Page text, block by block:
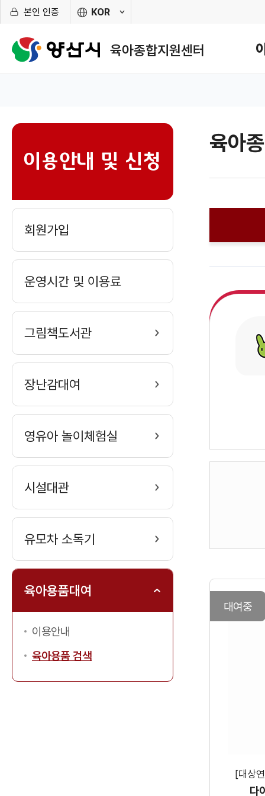
본인 인증
KOR
어
사
기
육아종합지원센터
뉴
이용안내 및 신청
회원가입
운영시간 및 이용료
그림책도서관
장난감대여
영유아 놀이체험실
시설대관
유모차 소독기
육아용품대여
이용안내
육아용품 검색
육아sns
색
대여중
[대상
다